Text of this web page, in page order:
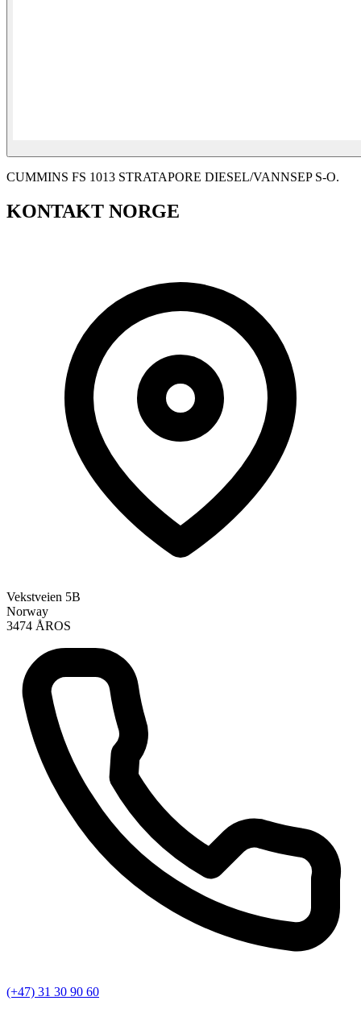
CUMMINS FS 1013 STRATAPORE DIESEL/VANNSEP S-O.
KONTAKT NORGE
Vekstveien 5B
Norway
3474 ÅROS
(+47) 31 30 90 60